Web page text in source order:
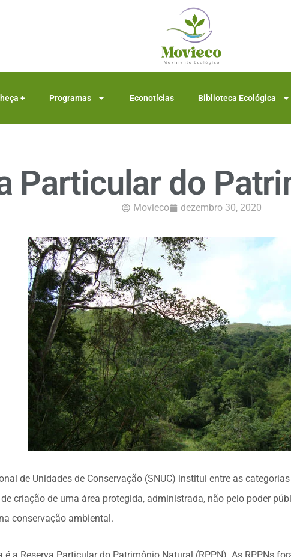
+ Programas Econotícias Biblioteca Ecológica
Particular do
Movieco dezembro 30, 2020
de Unidades de Conservação (SNUC) institui entre as
criação de uma área protegida, administrada, não pelo poder
conservação ambiental.